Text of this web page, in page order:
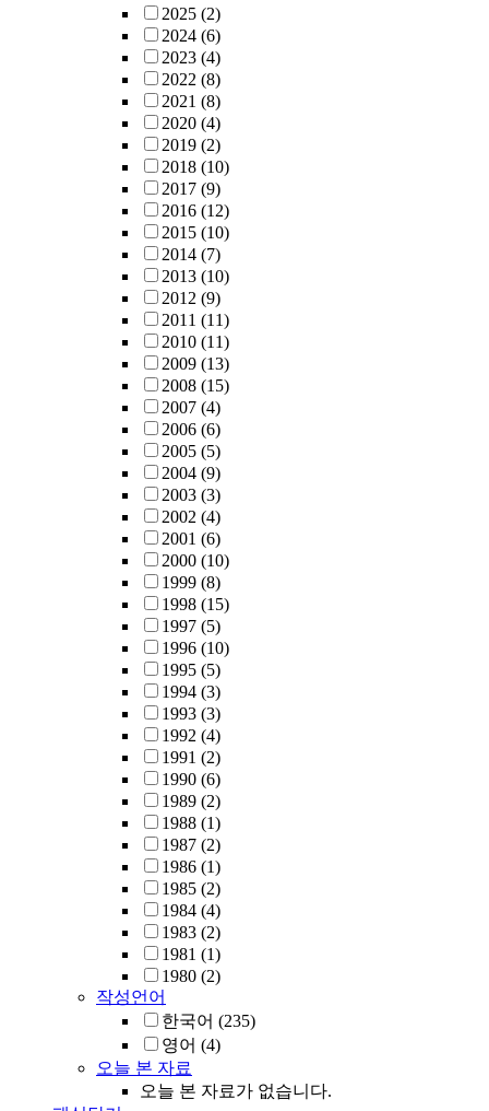
2025 (2)
2024 (6)
2023 (4)
2022 (8)
2021 (8)
2020 (4)
2019 (2)
2018 (10)
2017 (9)
2016 (12)
2015 (10)
2014 (7)
2013 (10)
2012 (9)
2011 (11)
2010 (11)
2009 (13)
2008 (15)
2007 (4)
2006 (6)
2005 (5)
2004 (9)
2003 (3)
2002 (4)
2001 (6)
2000 (10)
1999 (8)
1998 (15)
1997 (5)
1996 (10)
1995 (5)
1994 (3)
1993 (3)
1992 (4)
1991 (2)
1990 (6)
1989 (2)
1988 (1)
1987 (2)
1986 (1)
1985 (2)
1984 (4)
1983 (2)
1981 (1)
1980 (2)
작성언어
한국어 (235)
영어 (4)
오늘 본 자료
오늘 본 자료가 없습니다.